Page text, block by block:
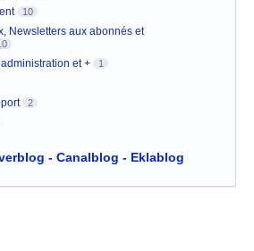
10
Newsletters aux abonnés et
et + 1
2
- Canalblog - Eklablog